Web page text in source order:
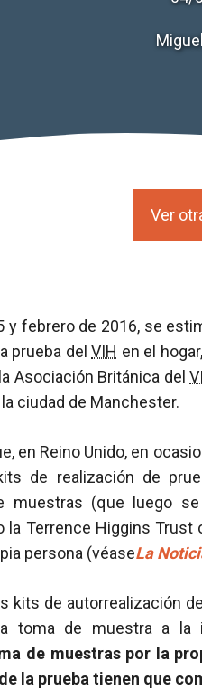
Ver
y febrero de 2016, se
prueba delVIH en el
Asociación Británica del
ciudad de Manchester.
en Reino Unido, en
de realización de
muestras (que luego
la Terrence Higgins
persona (véaseLa
kits de autorrealización
toma de muestra a la
de muestras por la
la prueba tienen que